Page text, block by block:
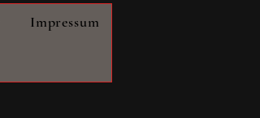
Impressum